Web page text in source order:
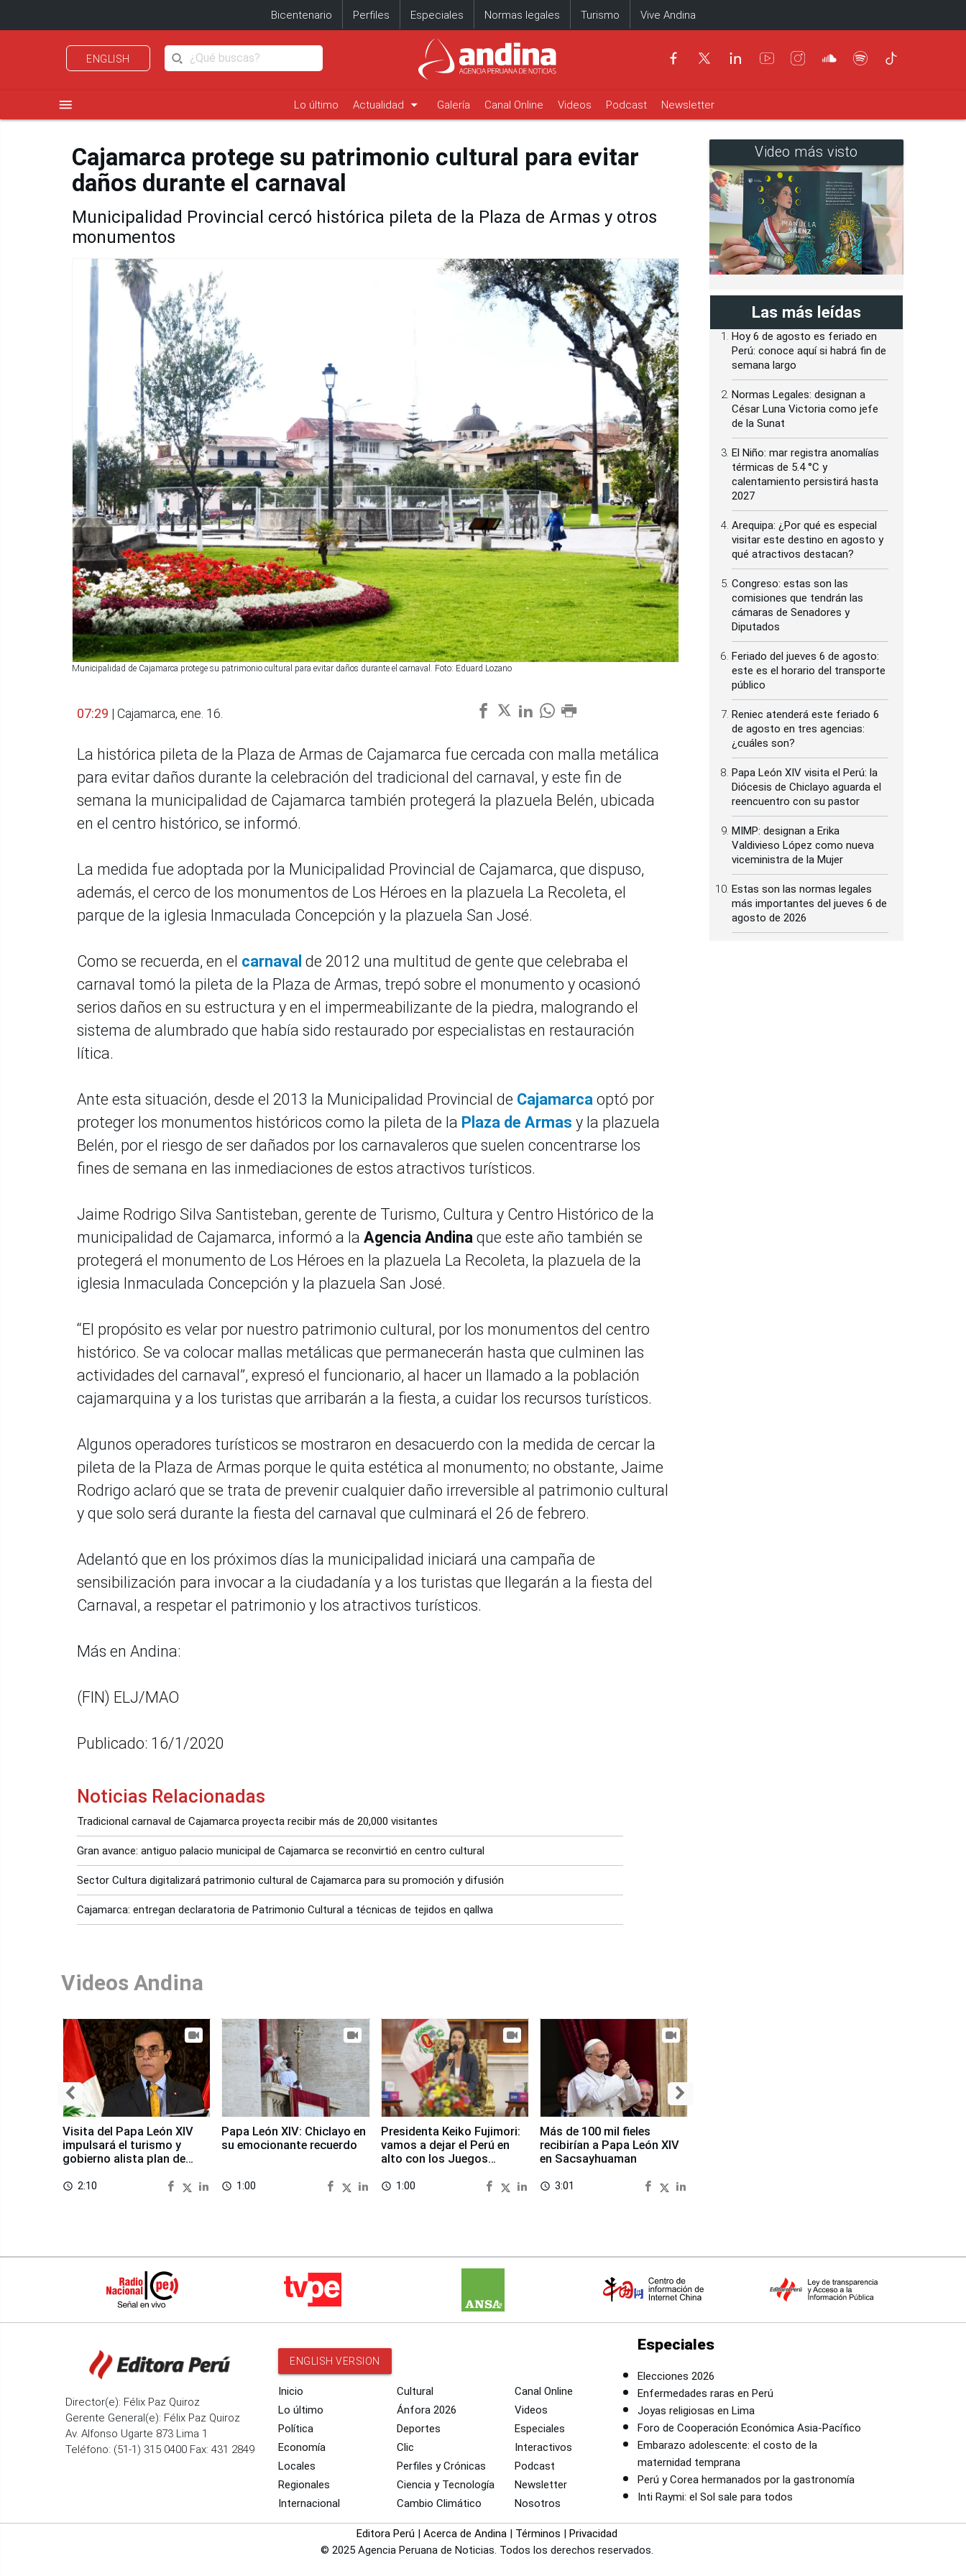
Bicentenario Perfiles Especiales Normas legales Turismo Vive Andina
ENGLISH
menu Lo último Actualidad arrow_drop_down Galería Canal Online Videos Podcast Newsletter
Cajamarca protege su patrimonio cultural para evitar
daños durante el carnaval
Municipalidad Provincial cercó histórica pileta de la Plaza de Armas y otros
monumentos
Municipalidad de Cajamarca protege su patrimonio cultural para evitar daños durante el carnaval. Foto: Eduard Lozano
07:29 | Cajamarca, ene. 16.
La histórica pileta de la Plaza de Armas de Cajamarca fue cercada con malla metálica
para evitar daños durante la celebración del tradicional del carnaval, y este fin de
semana la municipalidad de Cajamarca también protegerá la plazuela Belén, ubicada
en el centro histórico, se informó.
La medida fue adoptada por la Municipalidad Provincial de Cajamarca, que dispuso,
además, el cerco de los monumentos de Los Héroes en la plazuela La Recoleta, el
parque de la iglesia Inmaculada Concepción y la plazuela San José.
Como se recuerda, en el carnaval de 2012 una multitud de gente que celebraba el
carnaval tomó la pileta de la Plaza de Armas, trepó sobre el monumento y ocasionó
serios daños en su estructura y en el impermeabilizante de la piedra, malogrando el
sistema de alumbrado que había sido restaurado por especialistas en restauración
lítica.
Ante esta situación, desde el 2013 la Municipalidad Provincial de Cajamarca optó por
proteger los monumentos históricos como la pileta de la Plaza de Armas y la plazuela
Belén, por el riesgo de ser dañados por los carnavaleros que suelen concentrarse los
fines de semana en las inmediaciones de estos atractivos turísticos.
Jaime Rodrigo Silva Santisteban, gerente de Turismo, Cultura y Centro Histórico de la
municipalidad de Cajamarca, informó a la Agencia Andina que este año también se
protegerá el monumento de Los Héroes en la plazuela La Recoleta, la plazuela de la
iglesia Inmaculada Concepción y la plazuela San José.
“El propósito es velar por nuestro patrimonio cultural, por los monumentos del centro
histórico. Se va colocar mallas metálicas que permanecerán hasta que culminen las
actividades del carnaval”, expresó el funcionario, al hacer un llamado a la población
cajamarquina y a los turistas que arribarán a la fiesta, a cuidar los recursos turísticos.
Algunos operadores turísticos se mostraron en desacuerdo con la medida de cercar la
pileta de la Plaza de Armas porque le quita estética al monumento; no obstante, Jaime
Rodrigo aclaró que se trata de prevenir cualquier daño irreversible al patrimonio cultural
y que solo será durante la fiesta del carnaval que culminará el 26 de febrero.
Adelantó que en los próximos días la municipalidad iniciará una campaña de
sensibilización para invocar a la ciudadanía y a los turistas que llegarán a la fiesta del
Carnaval, a respetar el patrimonio y los atractivos turísticos.
Más en Andina:
(FIN) ELJ/MAO
Publicado: 16/1/2020
Noticias Relacionadas
Tradicional carnaval de Cajamarca proyecta recibir más de 20,000 visitantes
Gran avance: antiguo palacio municipal de Cajamarca se reconvirtió en centro cultural
Sector Cultura digitalizará patrimonio cultural de Cajamarca para su promoción y difusión
Cajamarca: entregan declaratoria de Patrimonio Cultural a técnicas de tejidos en qallwa
Videos Andina
Visita del Papa León XIV
impulsará el turismo y
gobierno alista plan de
access_time 2:10
Papa León XIV: Chiclayo en
su emocionante recuerdo
access_time 1:00
Presidenta Keiko Fujimori:
vamos a dejar el Perú en
alto con los Juegos
access_time 1:00
Más de 100 mil fieles
recibirían a Papa León XIV
en Sacsayhuaman
access_time 3:01
Video más visto
Las más leídas
Hoy 6 de agosto es feriado en
Perú: conoce aquí si habrá fin de
semana largo
Normas Legales: designan a
César Luna Victoria como jefe
de la Sunat
El Niño: mar registra anomalías
térmicas de 5.4 °C y
calentamiento persistirá hasta
2027
Arequipa: ¿Por qué es especial
visitar este destino en agosto y
qué atractivos destacan?
Congreso: estas son las
comisiones que tendrán las
cámaras de Senadores y
Diputados
Feriado del jueves 6 de agosto:
este es el horario del transporte
público
Reniec atenderá este feriado 6
de agosto en tres agencias:
¿cuáles son?
Papa León XIV visita el Perú: la
Diócesis de Chiclayo aguarda el
reencuentro con su pastor
MIMP: designan a Erika
Valdivieso López como nueva
viceministra de la Mujer
Estas son las normas legales
más importantes del jueves 6 de
agosto de 2026
Director(e): Félix Paz Quiroz
Gerente General(e): Félix Paz Quiroz
Av. Alfonso Ugarte 873 Lima 1
Teléfono: (51-1) 315 0400 Fax: 431 2849
ENGLISH VERSION
Inicio
Lo último
Política
Economía
Locales
Regionales
Internacional
Cultural
Ánfora 2026
Deportes
Clic
Perfiles y Crónicas
Ciencia y Tecnología
Cambio Climático
Canal Online
Videos
Especiales
Interactivos
Podcast
Newsletter
Nosotros
Especiales
Elecciones 2026
Enfermedades raras en Perú
Joyas religiosas en Lima
Foro de Cooperación Económica Asia-Pacífico
Embarazo adolescente: el costo de la
maternidad temprana
Perú y Corea hermanados por la gastronomía
Inti Raymi: el Sol sale para todos
Editora Perú | Acerca de Andina| Términos | Privacidad
© 2025 Agencia Peruana de Noticias. Todos los derechos reservados.